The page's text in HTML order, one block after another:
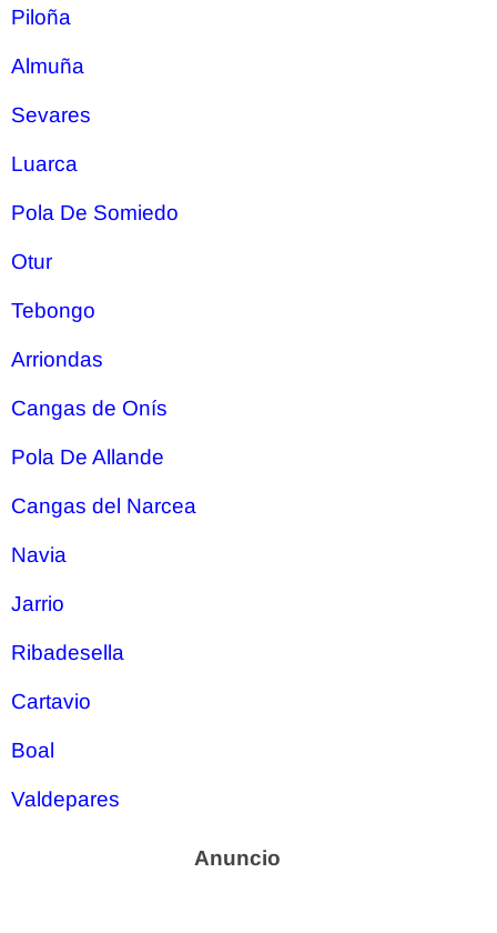
Piloña
Almuña
Sevares
Luarca
Pola De Somiedo
Otur
Tebongo
Arriondas
Cangas de Onís
Pola De Allande
Cangas del Narcea
Navia
Jarrio
Ribadesella
Cartavio
Boal
Valdepares